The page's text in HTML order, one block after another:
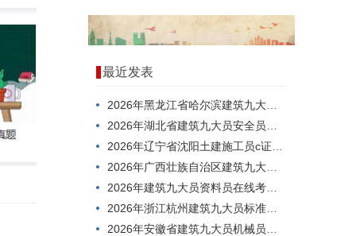
最近发表
2026年黑龙江省哈尔滨建筑九大员劳务员在线考试考前做题
2026年湖北省建筑九大员安全员，你考过了吗？
2026年辽宁省沈阳土建施工员c证题目
2026年广西壮族自治区建筑九大员安全员考试题型
2026年建筑九大员资料员在线考核，内容有哪些？
2026年浙江杭州建筑九大员标准员，怎么考才能过？
2026年安徽省建筑九大员机械员测试题目